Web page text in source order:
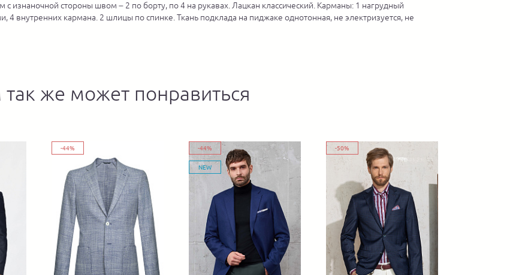
изнаночной стороны швом – 2 по борту, по 4 на рукавах. Лацкан классический. Карманы: 1 нагрудный
4 внутренних кармана. 2 шлицы по спинке. Ткань подклада на пиджаке однотонная, не электризуется, не
же может понравиться
-44% -44%
NEW
-50%